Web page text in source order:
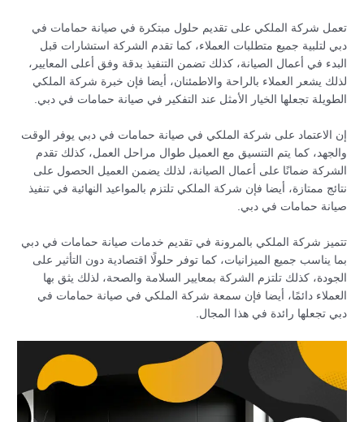
تعمل شركة الملكي على تقديم حلول مبتكرة في صيانة حمامات في
دبي لتلبية جميع متطلبات العملاء، كما تقدم الشركة استشارات قبل
البدء في أعمال الصيانة، كذلك تضمن التنفيذ بدقة وفق أعلى المعايير،
لذلك يشعر العملاء بالراحة والاطمئنان، أيضا فإن خبرة شركة الملكي
الطويلة تجعلها الخيار الأمثل عند التفكير في صيانة حمامات في دبي.
إن الاعتماد على شركة الملكي في صيانة حمامات في دبي يوفر الوقت
والجهد، كما يتم التنسيق مع العميل طوال مراحل العمل، كذلك تقدم
الشركة ضمانًا على أعمال الصيانة، لذلك يضمن العميل الحصول على
نتائج ممتازة، أيضا فإن شركة الملكي تلتزم بالمواعيد النهائية في تنفيذ
صيانة حمامات في دبي.
تتميز شركة الملكي بالمرونة في تقديم خدمات صيانة حمامات في دبي
بما يناسب جميع الميزانيات، كما توفر حلولًا اقتصادية دون التأثير على
الجودة، كذلك تلتزم الشركة بمعايير السلامة والصحة، لذلك يثق بها
العملاء دائمًا، أيضا فإن سمعة شركة الملكي في صيانة حمامات في
دبي تجعلها رائدة في هذا المجال.